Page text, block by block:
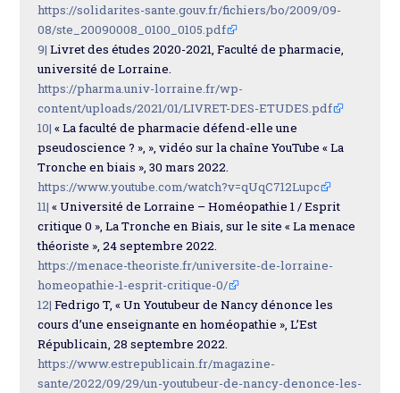
https://solidarites-sante.gouv.fr/fichiers/bo/2009/09-
08/ste_20090008_0100_0105.pdf
9| Livret des études 2020-2021, Faculté de pharmacie,
université de Lorraine.
https://pharma.univ-lorraine.fr/wp-
content/uploads/2021/01/LIVRET-DES-ETUDES.pdf
10| « La faculté de pharmacie défend-elle une
pseudoscience ? », », vidéo sur la chaîne YouTube « La
Tronche en biais », 30 mars 2022.
https://www.youtube.com/watch?v=qUqC712Lupc
11| « Université de Lorraine – Homéopathie 1 / Esprit
critique 0 », La Tronche en Biais, sur le site « La menace
théoriste », 24 septembre 2022.
https://menace-theoriste.fr/universite-de-lorraine-
homeopathie-1-esprit-critique-0/
12| Fedrigo T, « Un Youtubeur de Nancy dénonce les
cours d’une enseignante en homéopathie », L’Est
Républicain, 28 septembre 2022.
https://www.estrepublicain.fr/magazine-
sante/2022/09/29/un-youtubeur-de-nancy-denonce-les-